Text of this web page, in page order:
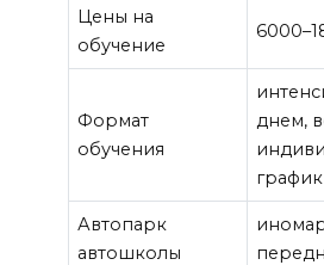
Цены на
обучение
Формат
обучения
днем,
график
Автопарк
автошколы